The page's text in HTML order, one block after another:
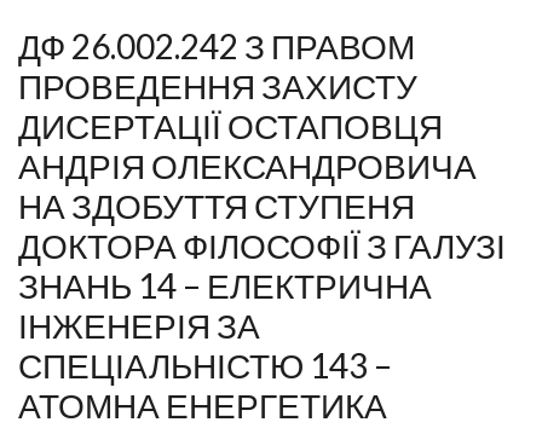
ДФ 26.002.242 З ПРАВОМ
ПРОВЕДЕННЯ ЗАХИСТУ
ДИСЕРТАЦІЇ ОСТАПОВЦЯ
АНДРІЯ ОЛЕКСАНДРОВИЧА
НА ЗДОБУТТЯ СТУПЕНЯ
ДОКТОРА ФІЛОСОФІЇ З ГАЛУЗІ
ЗНАНЬ 14 – ЕЛЕКТРИЧНА
ІНЖЕНЕРІЯ ЗА
СПЕЦІАЛЬНІСТЮ 143 –
АТОМНА ЕНЕРГЕТИКА